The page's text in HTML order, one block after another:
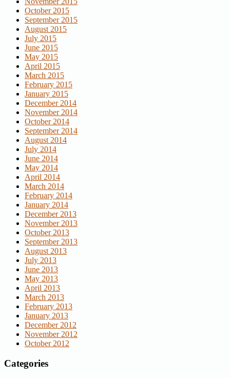
October 2015
September 2015
August 2015
July 2015
June 2015
May 2015
April 2015
March 2015
February 2015
January 2015
December 2014
November 2014
October 2014
September 2014
August 2014
July 2014
June 2014
May 2014
April 2014
March 2014
February 2014
January 2014
December 2013
November 2013
October 2013
September 2013
August 2013
July 2013
June 2013
May 2013
April 2013
March 2013
February 2013
January 2013
December 2012
November 2012
October 2012
Categories